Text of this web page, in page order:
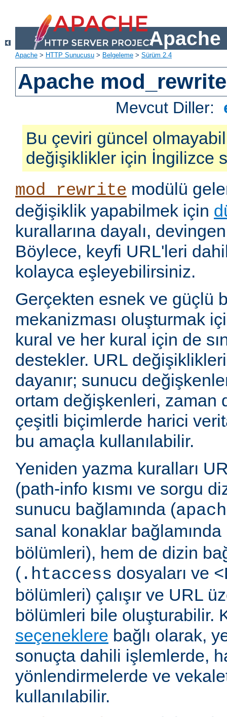
Apache
Apache > HTTP Sunucusu > Belgeleme > Sürüm 2.4
Apache mod_rewrite
Mevcut Diller:
Bu çeviri güncel
değişiklikler için İngilizce
mod_rewrite modülü
değişiklik yapabilmek için
kurallarına dayalı,
Böylece, keyfi URL'leri
kolayca eşleyebilirsiniz.
Gerçekten esnek ve güçlü
mekanizması oluşturmak
kural ve her kural için de
destekler. URL
dayanır; sunucu
ortam değişkenleri, zaman
çeşitli biçimlerde harici
bu amaçla kullanılabilir.
Yeniden yazma kuralları
(path-info kısmı ve sorgu
sunucu bağlamında (
sanal konaklar bağlamında
bölümleri), hem de dizin
( .htaccess dosyaları ve
bölümleri) çalışır ve URL
bölümleri bile oluşturabilir.
seçeneklere bağlı olarak,
sonuçta dahili işlemlerde,
yönlendirmelerde ve
kullanılabilir.